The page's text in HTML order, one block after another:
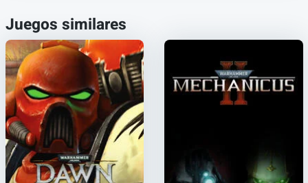
Juegos similares